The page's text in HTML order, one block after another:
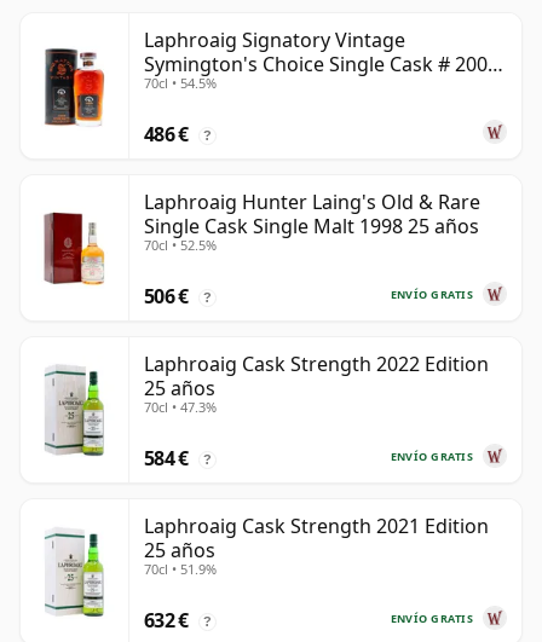
Laphroaig Signatory Vintage
Symington's Choice Single Cask # 2000
25 años
70cl • 54.5%
486 € ?
Laphroaig Hunter Laing's Old & Rare
Single Cask Single Malt 1998 25 años
70cl • 52.5%
ENVÍO GRATIS
506 € ?
Laphroaig Cask Strength 2022 Edition
25 años
70cl • 47.3%
ENVÍO GRATIS
584 € ?
Laphroaig Cask Strength 2021 Edition
25 años
70cl • 51.9%
ENVÍO GRATIS
632 € ?